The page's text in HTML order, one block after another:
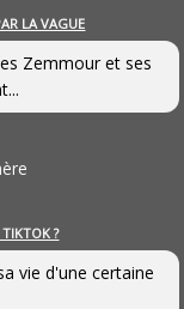
LA VAGUE
Zemmour et ses
?
vie d'une certaine